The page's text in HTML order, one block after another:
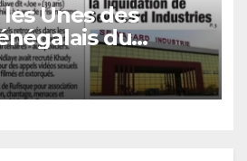
Unes des
du
août 2026